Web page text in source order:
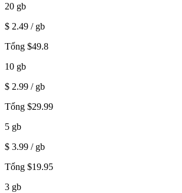
20 gb
$ 2.49 / gb
Tổng $49.8
10 gb
$ 2.99 / gb
Tổng $29.99
5 gb
$ 3.99 / gb
Tổng $19.95
3 gb